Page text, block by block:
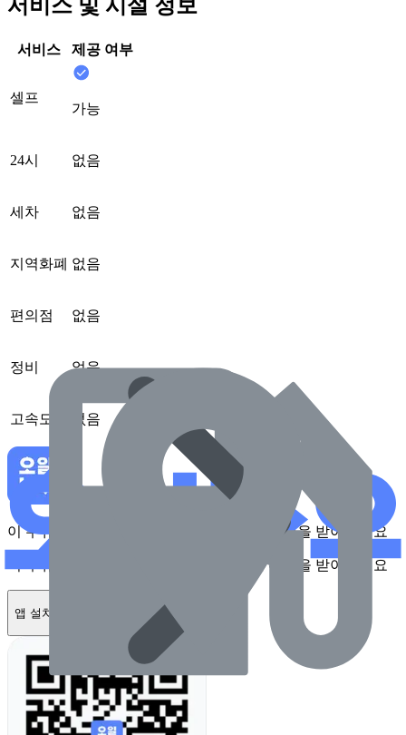
서비스 및 시설 정보
서비스 제공 여부
셀프
가능
24시 없음
세차 없음
지역화폐 없음
편의점 없음
정비 없음
고속도로 없음
이 주유소를 앱에서 확인하고 최대 1만원 혜택을 받아보세요
이 주유소를 앱에서 확인하고 최대 1만원 혜택을 받아보세요
앱 설치하기